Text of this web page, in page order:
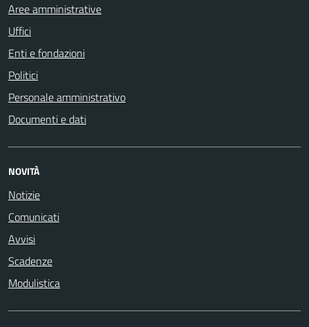
Aree amministrative
Uffici
Enti e fondazioni
Politici
Personale amministrativo
Documenti e dati
NOVITÀ
Notizie
Comunicati
Avvisi
Scadenze
Modulistica